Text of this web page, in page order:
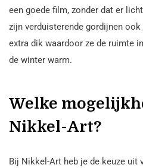
een goede film, zonder dat er
zijn verduisterende gordijnen
extra dik waardoor ze de ruimte
de winter warm.
Welke
Nikkel-Art?
Bij Nikkel-Art heb je de keuze uit